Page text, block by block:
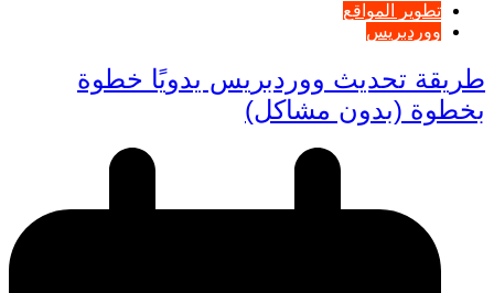
تطوير المواقع
ووردبريس
طريقة تحديث ووردبريس يدويًا خطوة
بخطوة (بدون مشاكل)